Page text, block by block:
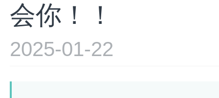
会你！！
2025-01-22